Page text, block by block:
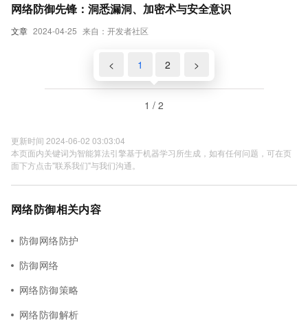
文章 2024-04-25 来自：开发者社区
网络防御先锋：洞悉漏洞、加密术与安全意识
< 1 2 >
1 / 2
更新时间 2024-06-02 03:03:04
本页面内关键词为智能算法引擎基于机器学习所生成，如有任何问题，可在页
面下方点击"联系我们"与我们沟通。
网络防御相关内容
防御网络防护
防御网络
网络防御策略
网络防御解析